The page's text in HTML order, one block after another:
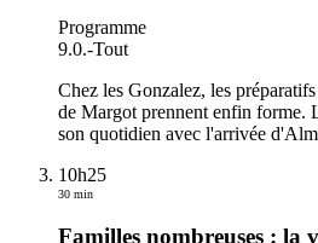
Programme
9.0.-Tout
Chez les Gonzalez, les
de Margot prennent enfin forme.
son quotidien avec l'arrivée
10h25
30 min
Familles nombreuses : la